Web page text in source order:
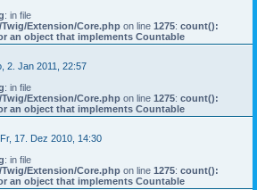
: in file
Extension/Core.php on line 1275: count():
an object that implements Countable
2. Jan 2011, 22:57
: in file
Extension/Core.php on line 1275: count():
an object that implements Countable
Fr, 17. Dez 2010, 14:30
: in file
Extension/Core.php on line 1275: count():
an object that implements Countable